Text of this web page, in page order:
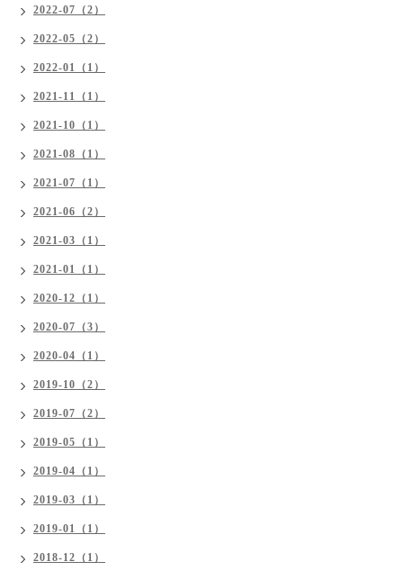
2022-07（2）
2022-05（2）
2022-01（1）
2021-11（1）
2021-10（1）
2021-08（1）
2021-07（1）
2021-06（2）
2021-03（1）
2021-01（1）
2020-12（1）
2020-07（3）
2020-04（1）
2019-10（2）
2019-07（2）
2019-05（1）
2019-04（1）
2019-03（1）
2019-01（1）
2018-12（1）